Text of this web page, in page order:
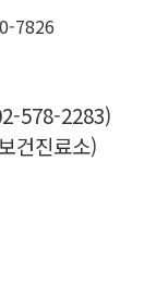
7826
578-2283)
건진료소)